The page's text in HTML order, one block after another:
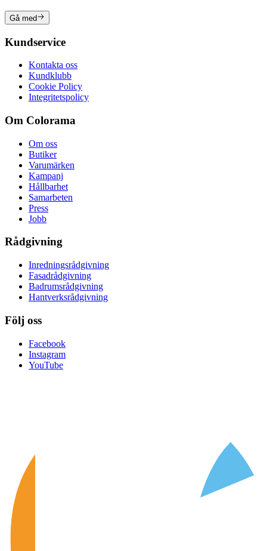
Gå med
Kundservice
Kontakta oss
Kundklubb
Cookie Policy
Integritetspolicy
Om Colorama
Om oss
Butiker
Varumärken
Kampanj
Hållbarhet
Samarbeten
Press
Jobb
Rådgivning
Inredningsrådgivning
Fasadrådgivning
Badrumsrådgivning
Hantverksrådgivning
Följ oss
Facebook
Instagram
YouTube